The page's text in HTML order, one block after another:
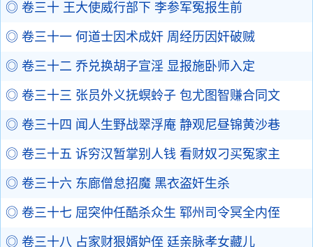
◎ 卷三十 王大使威行部下 李参军冤报生前
◎ 卷三十一 何道士因术成奸 周经历因奸破贼
◎ 卷三十二 乔兑换胡子宣淫 显报施卧师入定
◎ 卷三十三 张员外义抚螟蛉子 包尤图智赚合同文
◎ 卷三十四 闻人生野战翠浮庵 静观尼昼锦黄沙巷
◎ 卷三十五 诉穷汉暂掌别人钱 看财奴刁买冤家主
◎ 卷三十六 东廊僧怠招魔 黑衣盗奸生杀
◎ 卷三十七 屈突仲任酷杀众生 郓州司令冥全内侄
◎ 卷三十八 占家财狠婿妒侄 廷亲脉孝女藏儿